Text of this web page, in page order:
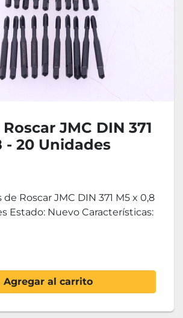
JMC DIN 371
- 20 Unidades
Roscar JMC DIN 371 M5 x 0,8
Estado: Nuevo Características:
Agregar al carrito